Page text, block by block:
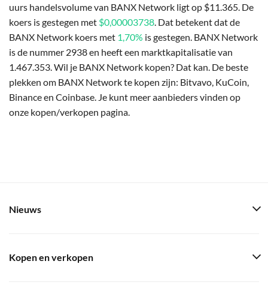
uurs handelsvolume van BANX Network ligt op $11.365. De
koers is gestegen met $0,00003738. Dat betekent dat de
BANX Network koers met 1,70% is gestegen. BANX Network
is de nummer 2938 en heeft een marktkapitalisatie van
1.467.353. Wil je BANX Network kopen? Dat kan. De beste
plekken om BANX Network te kopen zijn: Bitvavo, KuCoin,
Binance en Coinbase. Je kunt meer aanbieders vinden op
onze kopen/verkopen pagina.
Nieuws
Kopen en verkopen